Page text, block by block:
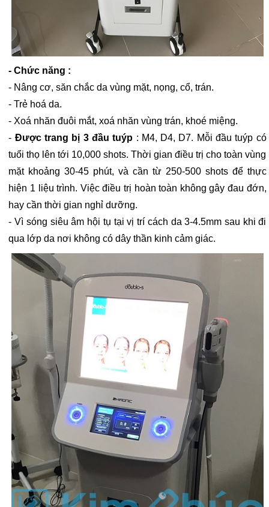
- Chức năng :
- Nâng cơ, săn chắc da vùng mặt, nọng, cổ, trán.
- Trẻ hoá da.
- Xoá nhăn đuôi mắt, xoá nhăn vùng trán, khoé miệng.
- Được trang bị 3 đầu tuýp : M4, D4, D7. Mỗi đầu tuýp có
tuổi thọ lên tới 10,000 shots. Thời gian điều trị cho toàn vùng
mặt khoảng 30-45 phút, và cần từ 250-500 shots để thực
hiện 1 liệu trình. Việc điều trị hoàn toàn không gây đau đớn,
hay cần thời gian nghỉ dưỡng.
- Vì sóng siêu âm hội tụ tại vị trí cách da 3-4.5mm sau khi đi
qua lớp da nơi không có dây thần kinh cảm giác.